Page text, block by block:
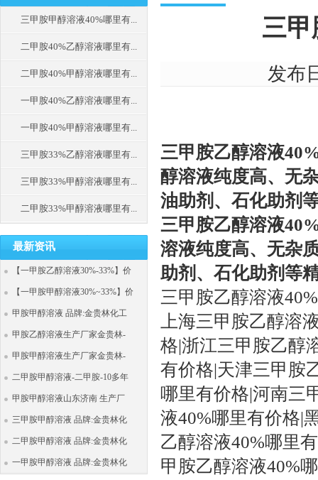
三甲胺甲醇溶液40%哪里有...
二甲胺40%乙醇溶液哪里有...
二甲胺40%甲醇溶液哪里有...
一甲胺40%乙醇溶液哪里有...
一甲胺40%甲醇溶液哪里有...
三甲胺33%乙醇溶液哪里有...
三甲胺33%甲醇溶液哪里有...
二甲胺33%甲醇溶液哪里有...
最新资讯
【一甲胺乙醇溶液30%-33%】价
【一甲胺甲醇溶液30%~33%】价
甲胺甲醇溶液 品牌:金贵林化工
甲胺乙醇溶液生产厂家金贵林-
甲胺甲醇溶液生产厂家金贵林-
二甲胺甲醇溶液-二甲胺-10多年
甲胺甲醇溶液山东济南 生产厂
三甲胺甲醇溶液 品牌:金贵林化
二甲胺甲醇溶液 品牌:金贵林化
一甲胺甲醇溶液 品牌:金贵林化
三
发布
三甲胺乙醇溶液
醇溶液纯度高、无
油助剂、石化助剂
三甲胺乙醇溶液40
溶液纯度高、无杂
助剂、石化助剂等
三甲胺乙醇溶液40
上海三甲胺乙醇溶
格|浙江三甲胺乙醇
有价格|天津三甲胺
哪里有价格|河南三
液40%哪里有价格|
乙醇溶液40%哪里
甲胺乙醇溶液40%